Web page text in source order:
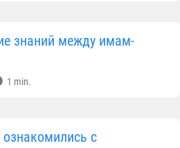
знаний между имам-
1 min.
с